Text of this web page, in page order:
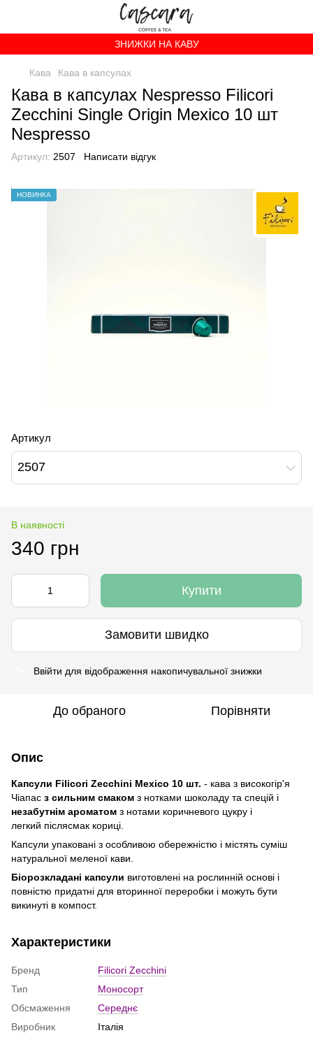
ЗНИЖКИ НА КАВУ
Кава Кава в капсулах
Кава в капсулах Nespresso Filicori
Zecchini Single Origin Mexico 10 шт
Nespresso
Артикул: 2507 Написати відгук
НОВИНКА
Артикул
2507
В наявності
340 грн
Купити
Замовити швидко
Ввійти для відображення накопичувальної знижки
До обраного Порівняти
Опис
Капсули Filicori Zecchini Mexico 10 шт. - кава з високогір'я
Чіапас з сильним смаком з нотками шоколаду та спецій і
незабутнім ароматом з нотами коричневого цукру і
легкий післясмак кориці.
Капсули упаковані з особливою обережністю і містять суміш
натуральної меленої кави.
Біорозкладані капсули виготовлені на рослинній основі і
повністю придатні для вторинної переробки і можуть бути
викинуті в компост.
Характеристики
Бренд
Filicori Zecchini
Тип
Моносорт
Обсмаження
Середнє
Виробник
Італія